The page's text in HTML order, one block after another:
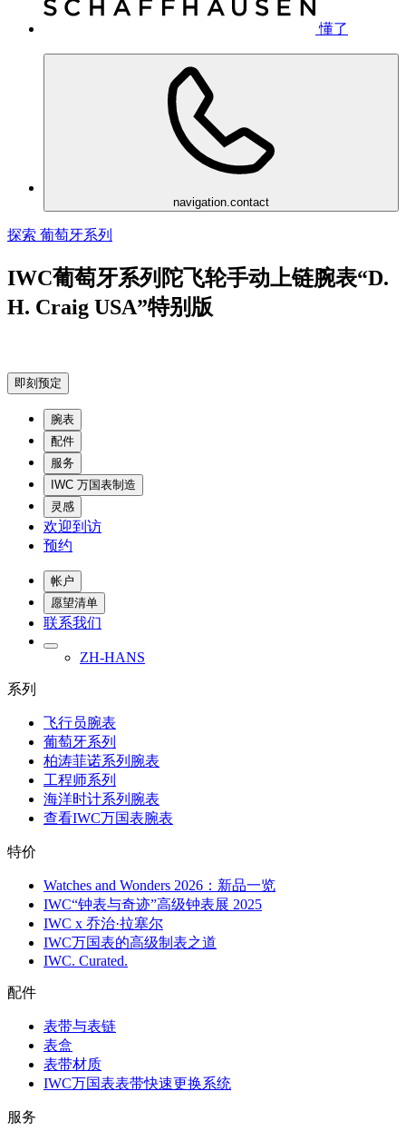
懂了
navigation.contact
探索 葡萄牙系列
IWC葡萄牙系列陀飞轮手动上链腕表“D.
H. Craig USA”特别版
即刻预定
腕表
配件
服务
IWC 万国表制造
灵感
欢迎到访
预约
帐户
愿望清单
联系我们
ZH-HANS
系列
飞行员腕表
葡萄牙系列
柏涛菲诺系列腕表
工程师系列
海洋时计系列腕表
查看IWC万国表腕表
特价
Watches and Wonders 2026：新品一览
IWC“钟表与奇迹”高级钟表展 2025
IWC x 乔治·拉塞尔
IWC万国表的高级制表之道
IWC. Curated.
配件
表带与表链
表盒
表带材质
IWC万国表表带快速更换系统
服务